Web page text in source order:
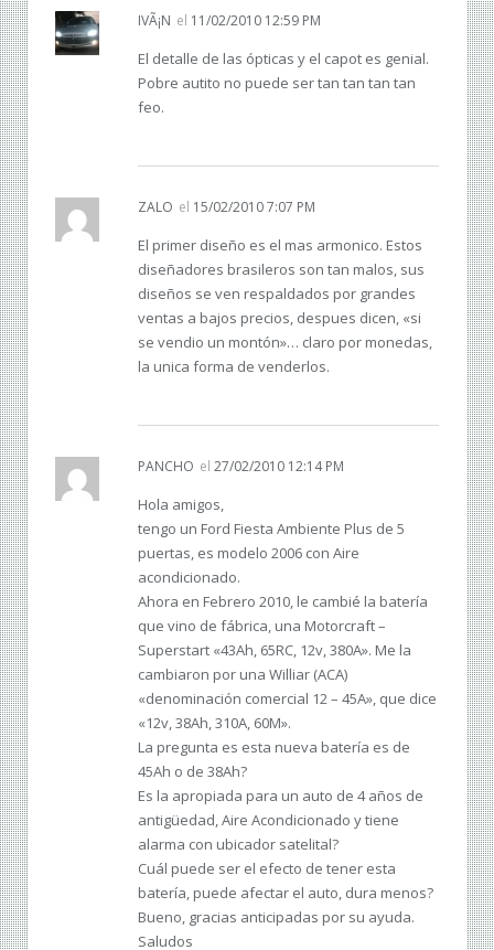
IVÃ¡N el 11/02/2010 12:59 PM
El detalle de las ópticas y el capot es genial.
Pobre autito no puede ser tan tan tan tan
feo.
ZALO el 15/02/2010 7:07 PM
El primer diseño es el mas armonico. Estos
diseñadores brasileros son tan malos, sus
diseños se ven respaldados por grandes
ventas a bajos precios, despues dicen, «si
se vendio un montón»… claro por monedas,
la unica forma de venderlos.
PANCHO el 27/02/2010 12:14 PM
Hola amigos,
tengo un Ford Fiesta Ambiente Plus de 5
puertas, es modelo 2006 con Aire
acondicionado.
Ahora en Febrero 2010, le cambié la batería
que vino de fábrica, una Motorcraft –
Superstart «43Ah, 65RC, 12v, 380A». Me la
cambiaron por una Williar (ACA)
«denominación comercial 12 – 45A», que dice
«12v, 38Ah, 310A, 60M».
La pregunta es esta nueva batería es de
45Ah o de 38Ah?
Es la apropiada para un auto de 4 años de
antigüedad, Aire Acondicionado y tiene
alarma con ubicador satelital?
Cuál puede ser el efecto de tener esta
batería, puede afectar el auto, dura menos?
Bueno, gracias anticipadas por su ayuda.
Saludos